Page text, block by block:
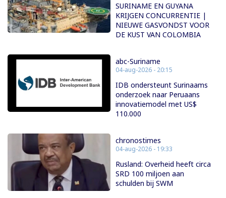
SURINAME EN GUYANA
KRIJGEN CONCURRENTIE |
NIEUWE GASVONDST VOOR
DE KUST VAN COLOMBIA
abc-Suriname
04-aug-2026 - 20:15
IDB ondersteunt Surinaams
onderzoek naar Peruaans
innovatiemodel met US$
110.000
chronostimes
04-aug-2026 - 19:33
Rusland: Overheid heeft circa
SRD 100 miljoen aan
schulden bij SWM